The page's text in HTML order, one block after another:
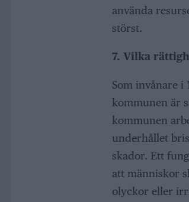
använda
störst.
7. Vilka
Som invånare
kommunen är
kommunen
underhållet
skador. Ett
att människor
olyckor eller